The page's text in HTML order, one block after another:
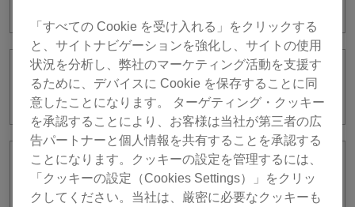
[Trial playlist – Cloud Library Sync]とは
何ですか？
コレクションのAuto Uploadとは何です
か？
「すべての Cookie を受け入れる」をクリックする
と、サイトナビゲーションを強化し、サイトの使用
状況を分析し、弊社のマーケティング活動を支援す
るために、デバイスに Cookie を保存することに同
意したことになります。 ターゲティング・クッキー
を承認することにより、お客様は当社が第三者の広
告パートナーと個人情報を共有することを承認する
ことになります。クッキーの設定を管理するには、
「クッキーの設定（Cookies Settings）」をクリッ
クしてください。当社は、厳密に必要なクッキーも